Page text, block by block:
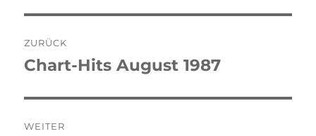
ZURÜCK
Vorheriger
Chart-Hits August 1987
WEITER